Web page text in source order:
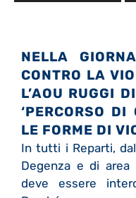
NELLA
CONTRO LA
L’AOU RUGGI
‘PERCORSO
LE FORME DI
In tutti i Reparti,
Degenza e di area
deve essere